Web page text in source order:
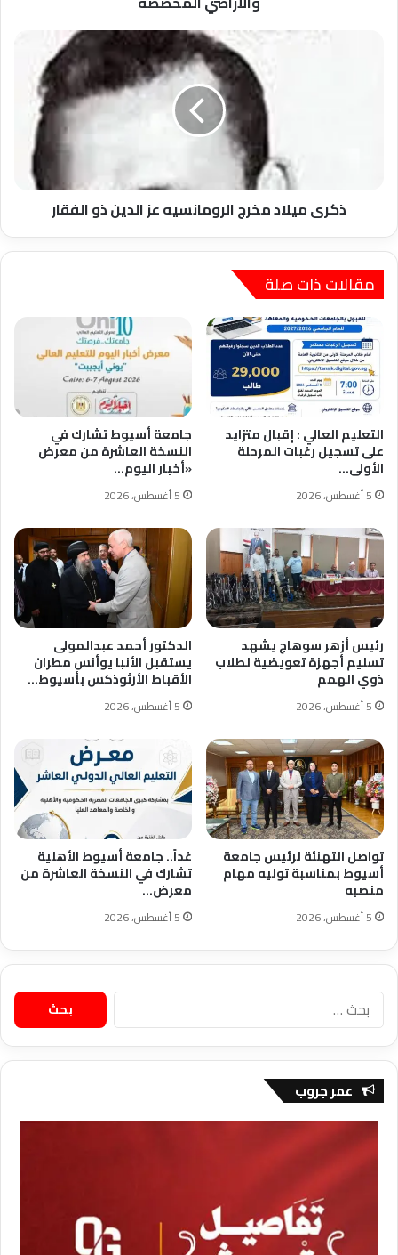
ذكرى ميلاد مخرج الرومانسيه عز الدين ذو الفقار
مقالات ذات صلة
التعليم العالي : إقبال متزايد
على تسجيل رغبات المرحلة
الأولى…
5 أغسطس، 2026
جامعة أسيوط تشارك في
النسخة العاشرة من معرض
«أخبار اليوم…
5 أغسطس، 2026
رئيس أزهر سوهاج يشهد
تسليم أجهزة تعويضية لطلاب
ذوي الهمم
5 أغسطس، 2026
الدكتور أحمد عبدالمولى
يستقبل الأنبا يوأنس مطران
الأقباط الأرثوذكس بأسيوط…
5 أغسطس، 2026
تواصل التهنئة لرئيس جامعة
أسيوط بمناسبة توليه مهام
منصبه
5 أغسطس، 2026
غداً.. جامعة أسيوط الأهلية
تشارك في النسخة العاشرة من
معرض…
5 أغسطس، 2026
البحث
عن:
عمر جروب